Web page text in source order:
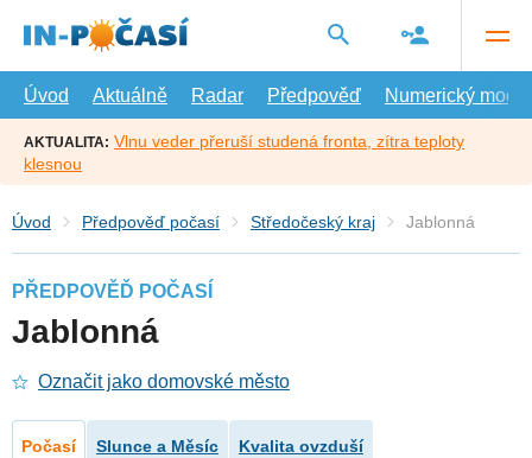
hlavní
Úvod
Aktuálně Radar Předpověď Numerický model
AKTUALITA: Vlnu veder přeruší studená fronta, zítra teploty
klesnou
Úvod Předpověď počasí Středočeský kraj Jablonná
PŘEDPOVĚĎ POČASÍ
Jablonná
Označit jako domovské město
Počasí Slunce a Měsíc Kvalita ovzduší